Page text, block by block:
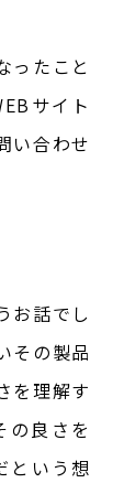
ったこと
サイト
い合わせ
お話でし
その製品
を理解す
の良さを
という想